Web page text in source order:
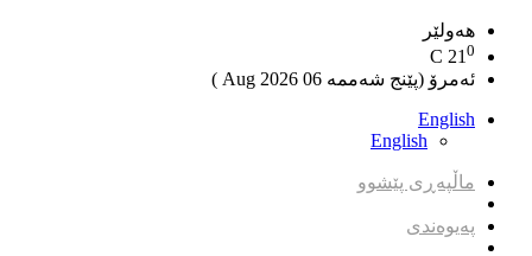
هەولێر
21 0
ئەمرۆ (پێنج شەممە 06 2026 Aug )
English
English
ماڵپەڕی پێشوو
پەیوەندی